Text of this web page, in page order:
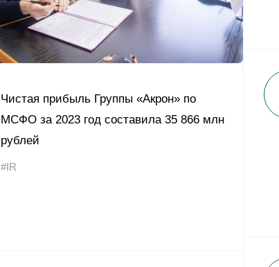
Чистая прибыль Группы «Акрон» по
МСФО за 2023 год составила 35 866 млн
рублей
#IR